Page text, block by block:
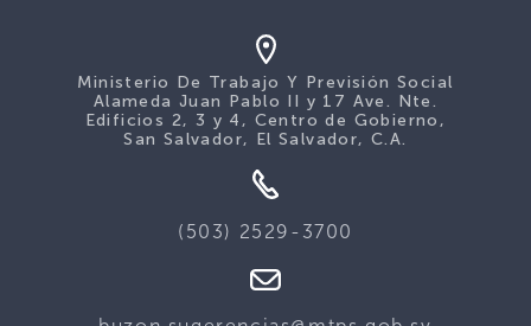
Ministerio De Trabajo Y Previsión Social
Alameda Juan Pablo II y 17 Ave. Nte.
Edificios 2, 3 y 4, Centro de Gobierno,
San Salvador, El Salvador, C.A.
(503) 2529-3700